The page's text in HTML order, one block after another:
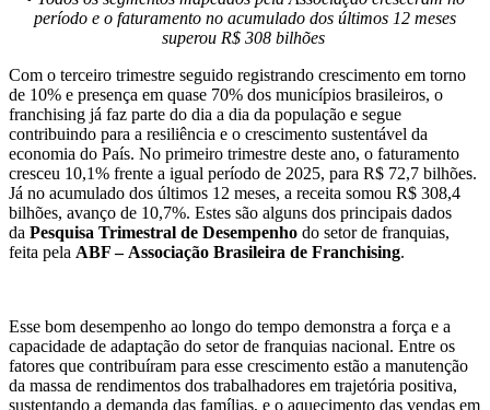
período e o faturamento no acumulado dos últimos 12 meses
superou R$ 308 bilhões
Com o terceiro trimestre seguido registrando crescimento em torno
de 10% e presença ​​em quase 70% dos municípios brasileiros, o
franchising já faz parte do dia a dia da população e segue
contribuindo para a resiliência e o crescimento sustentável da
economia do País. No primeiro trimestre deste ano, o faturamento
cresceu 10,1% frente a igual período de 2025, para R$ 72,7 bilhões.
Já no acumulado dos últimos 12 meses, a receita somou R$ 308,4
bilhões, avanço de 10,7%. Estes são alguns dos principais dados
da Pesquisa Trimestral de Desempenho do setor de franquias,
feita pela ABF – Associação Brasileira de Franchising.
Esse bom desempenho ao longo do tempo demonstra a força e a
capacidade de adaptação do setor de franquias nacional. Entre os
fatores que contribuíram para esse crescimento estão a manutenção
da massa de rendimentos dos trabalhadores em trajetória positiva,
sustentando a demanda das famílias, e o aquecimento das vendas em